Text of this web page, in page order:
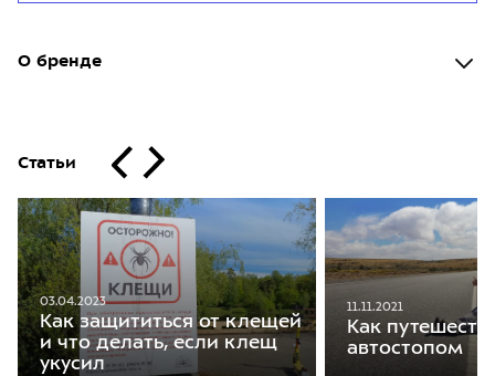
О бренде
Статьи
03.04.2023
Как защититься от клещей
и что делать, если клещ
укусил
11.11.2021
Как
автостопом